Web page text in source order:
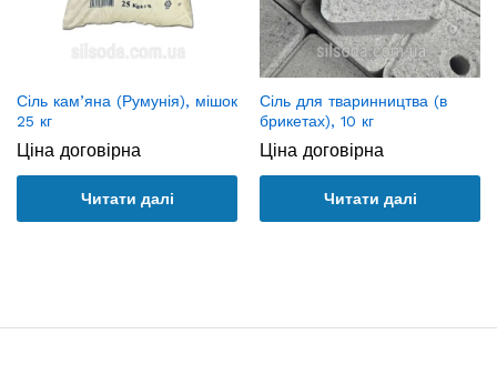
Сіль кам’яна (Румунія), мішок
25 кг
Ціна договірна
Читати далі
Сіль для тваринництва (в
брикетах), 10 кг
Ціна договірна
Читати далі